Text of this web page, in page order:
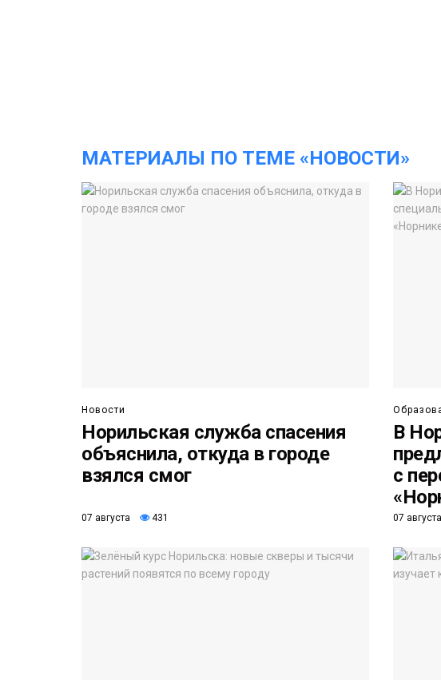
МАТЕРИАЛЫ ПО ТЕМЕ «НОВОСТИ»
Новости
Норильская служба спасения
объяснила, откуда в городе
взялся смог
07 августа 431
В
с
07 августа